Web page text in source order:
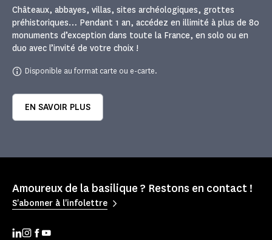
Châteaux, abbayes, villas, sites archéologiques, grottes
préhistoriques… Pendant 1 an, accédez en illimité à plus de 80
monuments d’exception dans toute la France, en solo ou en
duo avec l’invité de votre choix !
Disponible au format carte ou e-carte.
EN SAVOIR PLUS
Amoureux de la basilique ? Restons en contact !
S'abonner à l'infolettre